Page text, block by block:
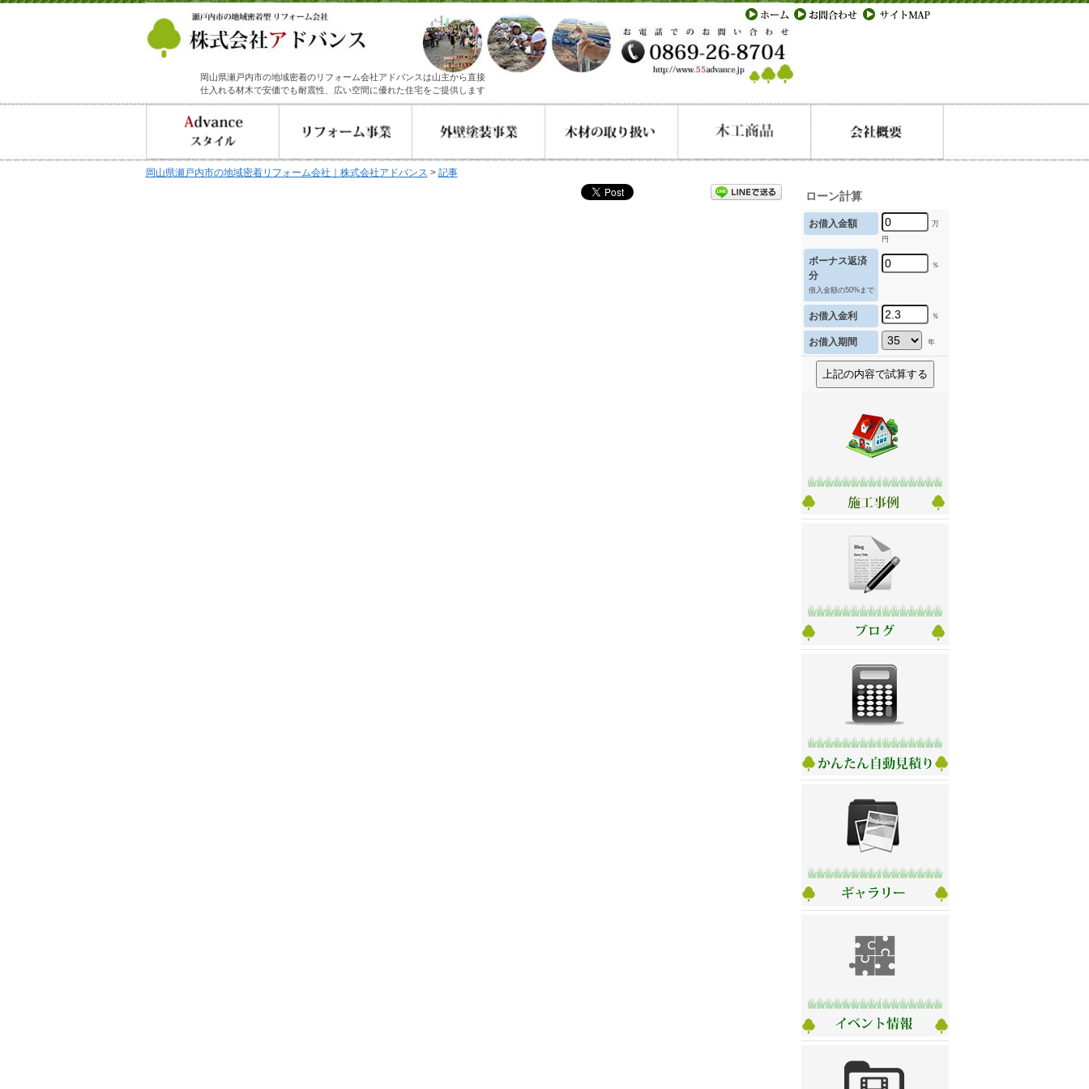
岡山県瀬戸内市の地域密着のリフォーム会社アドバンスは山主から直接
仕入れる材木で安価でも耐震性、広い空間に優れた住宅をご提供します
岡山県瀬戸内市の地域密着リフォーム会社｜株式会社アドバンス > 記事
ローン計算
お借入金額
万
円
ボーナス返済
分
借入金額の50%まで
％
お借入金利 ％
お借入期間 年